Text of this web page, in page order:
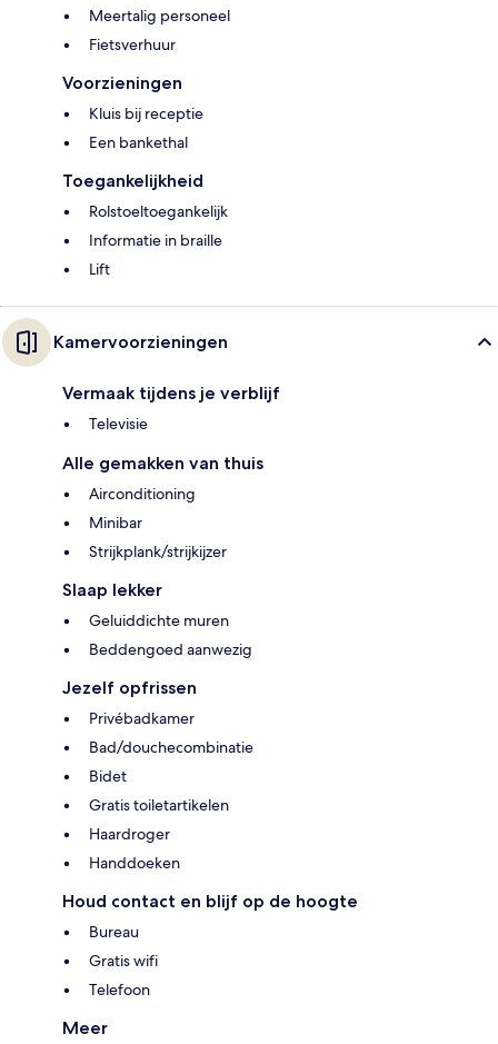
Meertalig personeel
Fietsverhuur
Voorzieningen
Kluis bij receptie
Een bankethal
Toegankelijkheid
Rolstoeltoegankelijk
Informatie in braille
Lift
Kamervoorzieningen
Vermaak tijdens je verblijf
Televisie
Alle gemakken van thuis
Airconditioning
Minibar
Strijkplank/strijkijzer
Slaap lekker
Geluiddichte muren
Beddengoed aanwezig
Jezelf opfrissen
Privébadkamer
Bad/douchecombinatie
Bidet
Gratis toiletartikelen
Haardroger
Handdoeken
Houd contact en blijf op de hoogte
Bureau
Gratis wifi
Telefoon
Meer